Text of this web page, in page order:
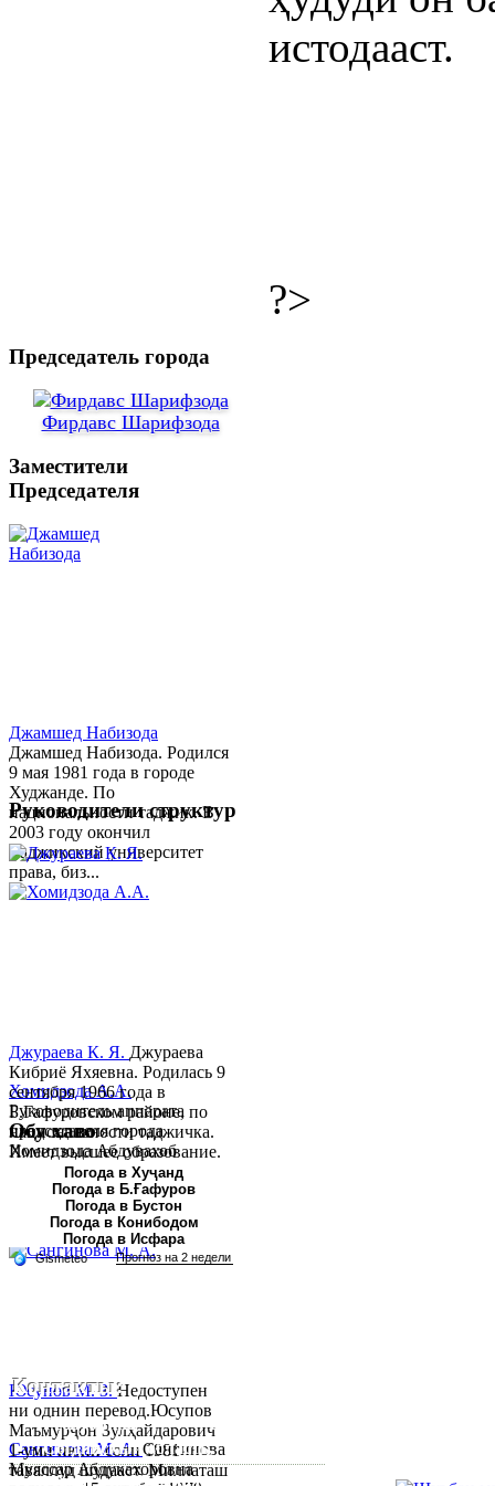
истодааст.
?>
Председатель города
Фирдавс Шарифзода
Заместители
Председателя
Джамшед Набизода
Джамшед Набизода. Родился
9 мая 1981 года в городе
Худжанде. По
национальности таджик. В
2003 году окончил
Таджикский университет
права, биз...
Хомидзода А.А.
Руководитель аппарата
председателя города
Хомидзода Абдувахоб
Абдумаджид родился 8
июня 1978 года в городе
Худжанде. По
национальности...
Сангинова М. А.Сангинова
Муяссар Абдукахоровна
Руководители структур
Джураева К. Я. Джураева
Кибриё Яхяевна. Родилась 9
сентября 1966 года в
Б.Гафуровском районе, по
национальности таджичка.
Имеет высшее образование.
В 1997 ...
Юсупов М. З.Недоступен
ни однин перевод.Юсупов
Маъмурҷон Зулҳайдарович
1-уми июни соли 1981
таваллуд шудааст. Миллаташ
Обу хаво
Погода в Хуҷанд
Погода в Б.Ғафуров
Погода в Бустон
Погода в Конибодом
Погода в Исфара
Контакты:
Республика Таджикистан,
Согдийскый область,
город Худжанд, проспект